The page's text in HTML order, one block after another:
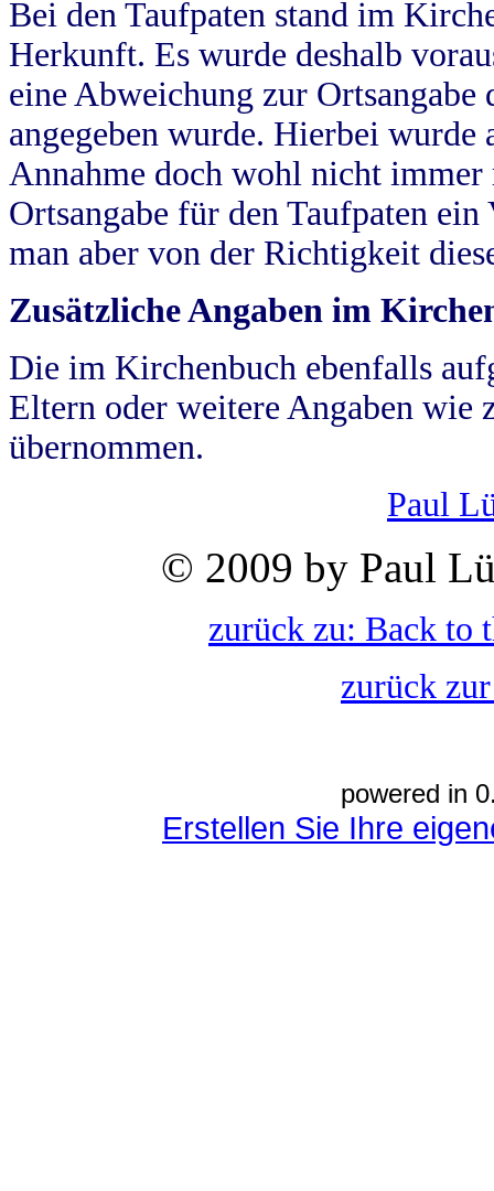
Bei den Taufpaten stand im
Herkunft. Es wurde deshalb
eine Abweichung zur
angegeben wurde. Hierbei wurde
Annahme doch wohl nicht
Ortsangabe für den Taufpaten
man aber von der Richtigkeit
Zusätzliche Angaben im
Die im Kirchenbuch ebenfalls
Eltern oder weitere Angaben wie
übernommen.
Paul
© 2009 by Paul
zurück zu: Back to
zurück
powered in
Erstellen Sie Ihre